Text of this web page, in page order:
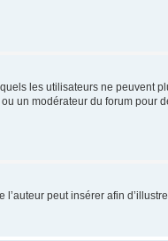
les utilisateurs ne peuvent
un modérateur du forum pour
l’auteur peut insérer afin